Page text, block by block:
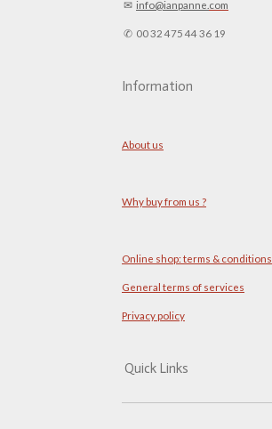
✉︎ info@ianpanne. com
✆ 00 32 475 44 36 19
Information
About us
Why buy from us ?
Online shop: terms & conditions
General terms of services
Privacy policy
Quick Links